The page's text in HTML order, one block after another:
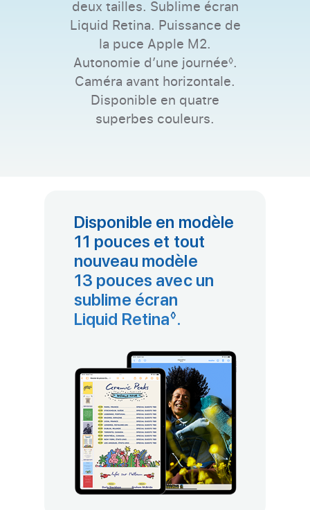
deux tailles. Sublime écran
Liquid Retina. Puissance de
la puce Apple M2.
Autonomie d’une journée◊Renvoi aux
.
Caméra avant horizontale.
Disponible en quatre
superbes couleurs.
Disponible en modèle
11 pouces et tout
nouveau modèle
13 pouces avec un
sublime écran
Liquid Retina◊Renvoi aux
.